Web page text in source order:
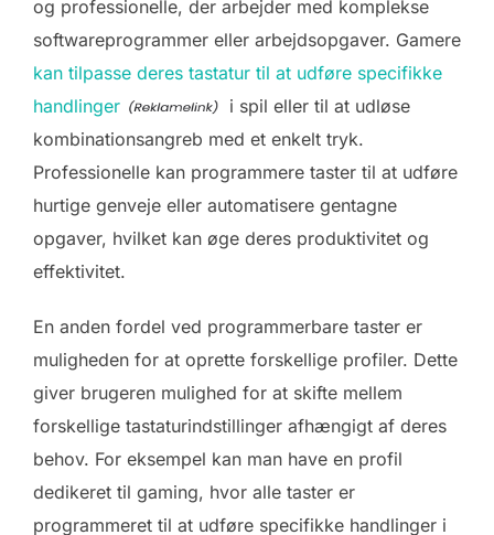
og professionelle, der arbejder med komplekse
softwareprogrammer eller arbejdsopgaver. Gamere
kan tilpasse deres tastatur til at udføre specifikke
handlinger
i spil eller til at udløse
kombinationsangreb med et enkelt tryk.
Professionelle kan programmere taster til at udføre
hurtige genveje eller automatisere gentagne
opgaver, hvilket kan øge deres produktivitet og
effektivitet.
En anden fordel ved programmerbare taster er
muligheden for at oprette forskellige profiler. Dette
giver brugeren mulighed for at skifte mellem
forskellige tastaturindstillinger afhængigt af deres
behov. For eksempel kan man have en profil
dedikeret til gaming, hvor alle taster er
programmeret til at udføre specifikke handlinger i